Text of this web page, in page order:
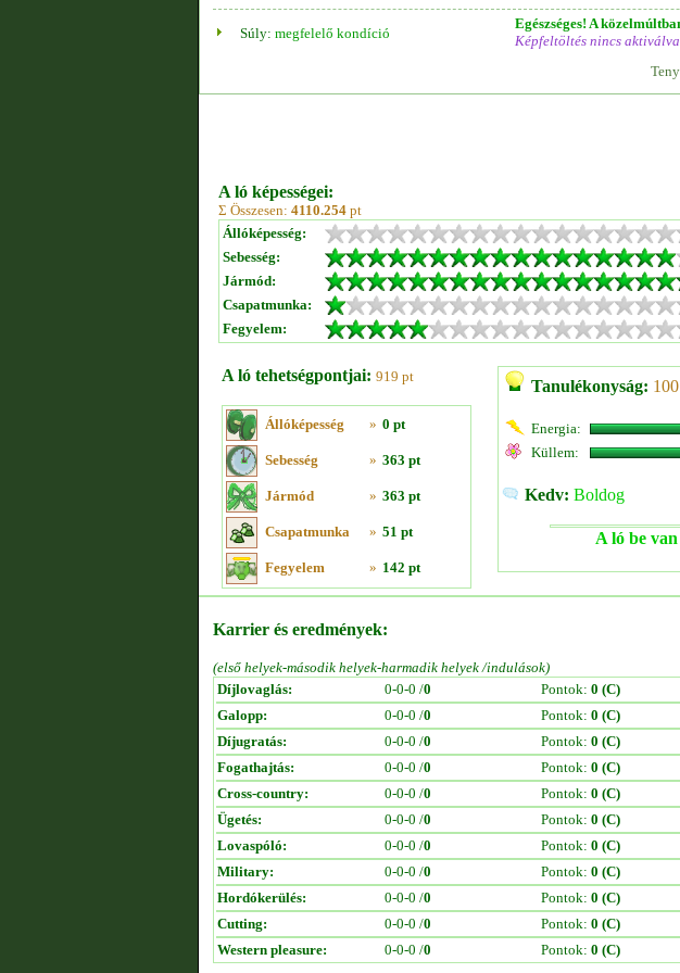
Súly: megfelelő kondíció
Egészséges! A
Képfeltöltés nincs
A ló képességei:
Σ Összesen: 4110.254 pt
Állóképesség:
Sebesség:
Jármód:
Csapatmunka:
Fegyelem:
A ló tehetségpontjai: 919 pt
Állóképesség » 0 pt
Sebesség » 363 pt
Jármód » 363 pt
Csapatmunka » 51 pt
Fegyelem » 142 pt
Tanulékonyság:
Energia:
Küllem:
Kedv: Boldog
A ló be
Karrier és eredmények:
(első helyek-második helyek-harmadik helyek /indulások)
Díjlovaglás:
0-0-0 /0 Pontok: 0 (C)
Galopp:
0-0-0 /0 Pontok: 0 (C)
Díjugratás:
0-0-0 /0 Pontok: 0 (C)
Fogathajtás:
0-0-0 /0 Pontok: 0 (C)
Cross-country:
0-0-0 /0 Pontok: 0 (C)
Ügetés:
0-0-0 /0 Pontok: 0 (C)
Lovaspóló:
0-0-0 /0 Pontok: 0 (C)
Military:
0-0-0 /0 Pontok: 0 (C)
Hordókerülés:
0-0-0 /0 Pontok: 0 (C)
Cutting:
0-0-0 /0 Pontok: 0 (C)
Western pleasure:
0-0-0 /0 Pontok: 0 (C)